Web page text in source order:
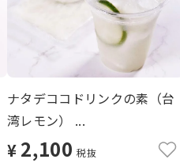
ナタデココドリンクの素（台
湾レモン） ...
¥ 2,100 税抜